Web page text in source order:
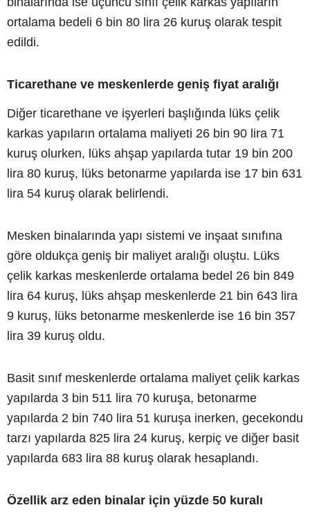
ortalama bedeli 6 bin 80 lira 26 kuruş olarak tespit
edildi.
Ticarethane ve meskenlerde geniş fiyat aralığı
Diğer ticarethane ve işyerleri başlığında lüks çelik
karkas yapıların ortalama maliyeti 26 bin 90 lira 71
kuruş olurken, lüks ahşap yapılarda tutar 19 bin 200
lira 80 kuruş, lüks betonarme yapılarda ise 17 bin 631
lira 54 kuruş olarak belirlendi.
Mesken binalarında yapı sistemi ve inşaat sınıfına
göre oldukça geniş bir maliyet aralığı oluştu. Lüks
çelik karkas meskenlerde ortalama bedel 26 bin 849
lira 64 kuruş, lüks ahşap meskenlerde 21 bin 643 lira
9 kuruş, lüks betonarme meskenlerde ise 16 bin 357
lira 39 kuruş oldu.
Basit sınıf meskenlerde ortalama maliyet çelik karkas
yapılarda 3 bin 511 lira 70 kuruşa, betonarme
yapılarda 2 bin 740 lira 51 kuruşa inerken, gecekondu
tarzı yapılarda 825 lira 24 kuruş, kerpiç ve diğer basit
yapılarda 683 lira 88 kuruş olarak hesaplandı.
Özellik arz eden binalar için yüzde 50 kuralı